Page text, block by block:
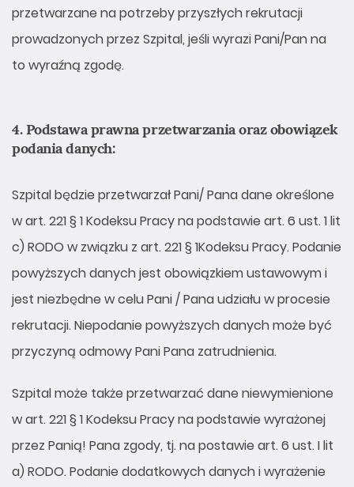
przetwarzane na potrzeby przyszłych rekrutacji
prowadzonych przez Szpital, jeśli wyrazi Pani/Pan na
to wyraźną zgodę.
4. Podstawa prawna przetwarzania oraz obowiązek
podania danych:
Szpital będzie przetwarzał Pani/ Pana dane określone
w art. 221 § 1 Kodeksu Pracy na podstawie art. 6 ust. 1 lit
c) RODO w związku z art. 221 § 1Kodeksu Pracy. Podanie
powyższych danych jest obowiązkiem ustawowym i
jest niezbędne w celu Pani / Pana udziału w procesie
rekrutacji. Niepodanie powyższych danych może być
przyczyną odmowy Pani Pana zatrudnienia.
Szpital może także przetwarzać dane niewymienione
w art. 221 § 1 Kodeksu Pracy na podstawie wyrażonej
przez Panią! Pana zgody, tj. na postawie art. 6 ust. I lit
a) RODO. Podanie dodatkowych danych i wyrażenie